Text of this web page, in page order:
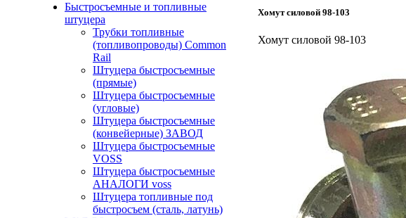
Быстросъемные и топливные
штуцера
Трубки топливные
(топливопроводы) Common
Rail
Штуцера быстросъемные
(прямые)
Штуцера быстросъемные
(угловые)
Штуцера быстросъемные
(конвейерные) ЗАВОД
Штуцера быстросъемные
VOSS
Штуцера быстросъемные
АНАЛОГИ voss
Штуцера топливные под
быстросъем (сталь, латунь)
Хомут силовой 98-103
Хомут силовой 98-103